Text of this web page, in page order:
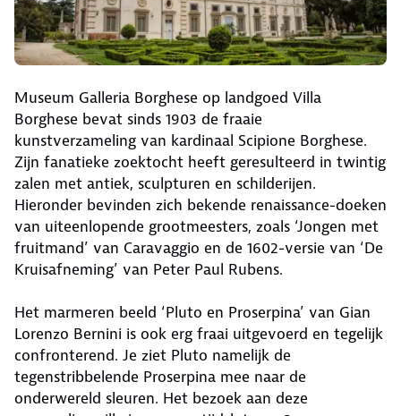
Museum Galleria Borghese op landgoed Villa
Borghese bevat sinds 1903 de fraaie
kunstverzameling van kardinaal Scipione Borghese.
Zijn fanatieke zoektocht heeft geresulteerd in twintig
zalen met antiek, sculpturen en schilderijen.
Hieronder bevinden zich bekende renaissance-doeken
van uiteenlopende grootmeesters, zoals ‘Jongen met
fruitmand’ van Caravaggio en de 1602-versie van ‘De
Kruisafneming’ van Peter Paul Rubens.
Het marmeren beeld ‘Pluto en Proserpina’ van Gian
Lorenzo Bernini is ook erg fraai uitgevoerd en tegelijk
confronterend. Je ziet Pluto namelijk de
tegenstribbelende Proserpina mee naar de
onderwereld sleuren. Het bezoek aan deze